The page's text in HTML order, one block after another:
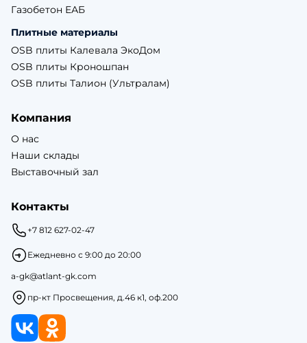
Газобетон ЕАБ
Плитные материалы
OSB плиты Калевала ЭкоДом
OSB плиты Кроношпан
OSB плиты Талион (Ультралам)
Компания
О нас
Наши склады
Выставочный зал
Контакты
+7 812 627-02-47
Ежедневно с 9:00 до 20:00
a-gk@atlant-gk.com
пр-кт Просвещения, д.46 к1, оф.200